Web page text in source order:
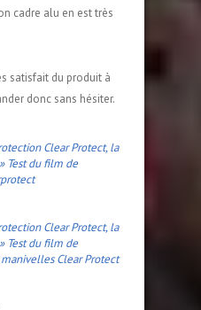
cadre alu en est très
satisfait du produit à
donc sans hésiter.
Clear Protect, la
Test du film de
Clear Protect, la
Test du film de
Clear Protect